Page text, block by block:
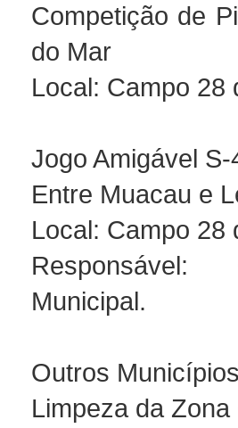
Competição de
do Mar
Local: Campo 28
Jogo Amigável S-
Entre Muacau e
Local: Campo 28
Responsável:
Municipal.
Outros Municípios
Limpeza da